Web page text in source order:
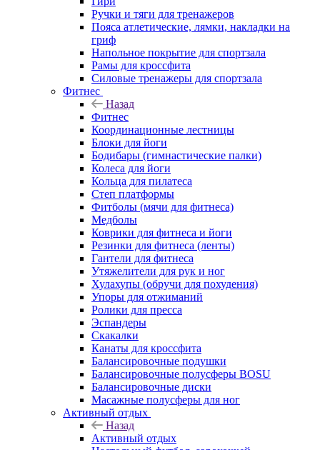
Ручки и тяги для тренажеров
Пояса атлетические, лямки, накладки на
гриф
Напольное покрытие для спортзала
Рамы для кроссфита
Силовые тренажеры для спортзала
Фитнес
Назад
Фитнес
Координационные лестницы
Блоки для йоги
Бодибары (гимнастические палки)
Колеса для йоги
Кольца для пилатеса
Степ платформы
Фитболы (мячи для фитнеса)
Медболы
Коврики для фитнеса и йоги
Резинки для фитнеса (ленты)
Гантели для фитнеса
Утяжелители для рук и ног
Хулахупы (обручи для похудения)
Упоры для отжиманий
Ролики для пресса
Эспандеры
Скакалки
Канаты для кроссфита
Балансировочные подушки
Балансировочные полусферы BOSU
Балансировочные диски
Масажные полусферы для ног
Активный отдых
Назад
Активный отдых